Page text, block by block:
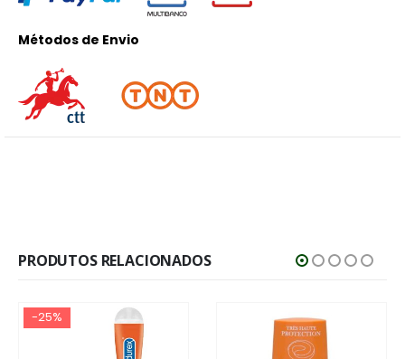
Métodos de Envio
PRODUTOS RELACIONADOS
-25%